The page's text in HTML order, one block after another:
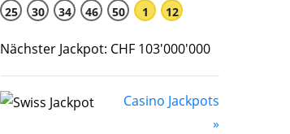
25 30 34 46 50 1 12
Nächster Jackpot: CHF 103'000'000
Casino Jackpots
»